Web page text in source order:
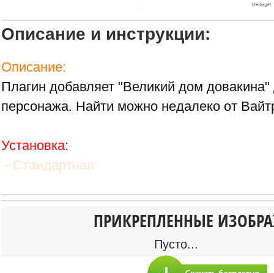
Описание и инструкции:
Описание:
Плагин добавляет "Великий дом
персонажа. Найти можно недалеко от
Установка:
- Стандартная
ПРИКРЕПЛЕННЫЕ
Пусто...